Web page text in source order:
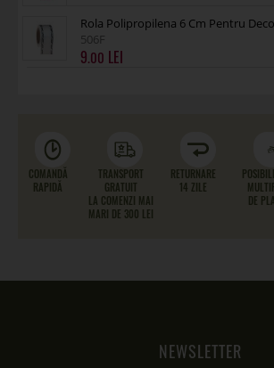
Rola Polipropilena 6 Cm Pentru
506F
9.00
COMANDĂ
RAPIDĂ
TRANSPORT
GRATUIT
LA COMENZI MAI
MARI DE 300 LEI
RETURNARE
14 ZILE
DE
NEWSLETTER